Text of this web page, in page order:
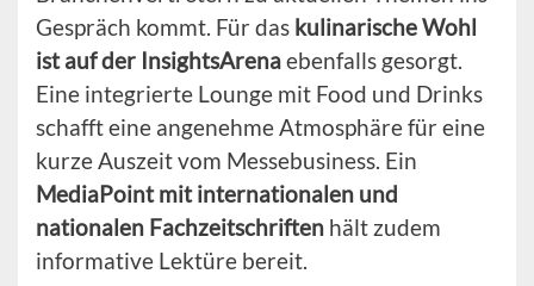
Gespräch kommt. Für das kulinarische Wohl
ist auf der InsightsArenaebenfalls gesorgt.
Eine integrierte Lounge mit Food und Drinks
schafft eine angenehme Atmosphäre für eine
kurze Auszeit vom Messebusiness. Ein
MediaPoint mit internationalen und
nationalen Fachzeitschriften hält zudem
informative Lektüre bereit.